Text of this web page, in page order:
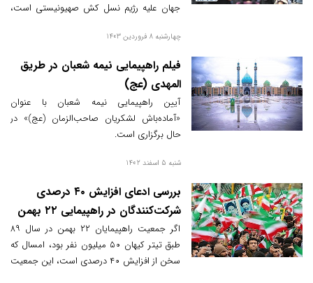
جهان علیه رژیم نسل کش صهیونیستی است،
در تهران اعلام و تأکید کرد که تدابیر امنیتی برای
چهارشنبه 8 فروردین 1403
فیلم راهپیمایی نیمه شعبان در طریق
المهدی (عج)
آیین راهپیمایی نیمه شعبان با عنوان
«آماده‌باش لشکریان صاحب‌الزمان (عج)» در
حال برگزاری است.
شنبه 5 اسفند 1402
بررسی ادعای افزایش ۴۰ درصدی
شرکت‌کنندگان در راهپیمایی ۲۲ بهمن
اگر جمعیت راهپیمایان ۲۲ بهمن در سال ۸۹
طبق تیتر کیهان ۵۰ میلیون نفر بود، امسال که
سخن از افزایش ۴۰ درصدی است، این جمعیت